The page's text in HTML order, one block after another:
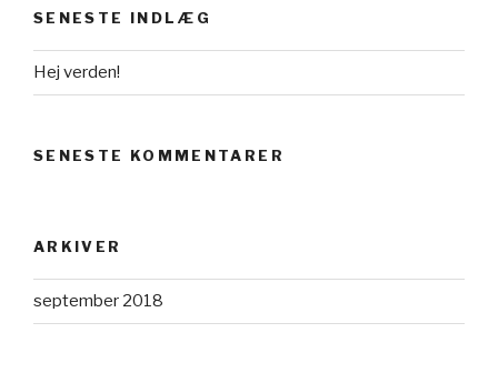
SENESTE INDLÆG
Hej verden!
SENESTE KOMMENTARER
ARKIVER
september 2018